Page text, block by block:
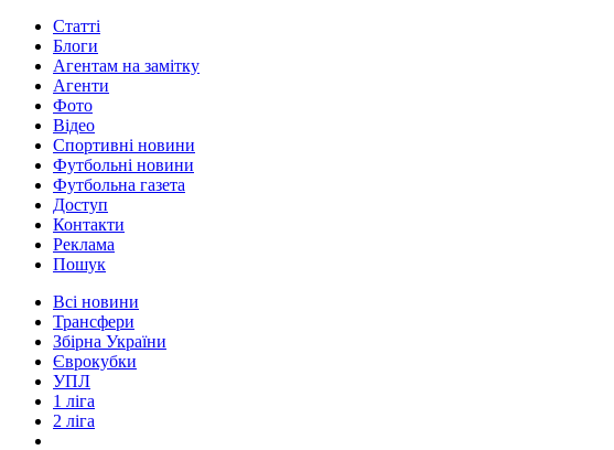
Статті
Блоги
Агентам на замітку
Агенти
Фото
Відео
Спортивні новини
Футбольні новини
Футбольна газета
Доступ
Контакти
Реклама
Пошук
Всі новини
Трансфери
Збірна України
Єврокубки
УПЛ
1 ліга
2 ліга